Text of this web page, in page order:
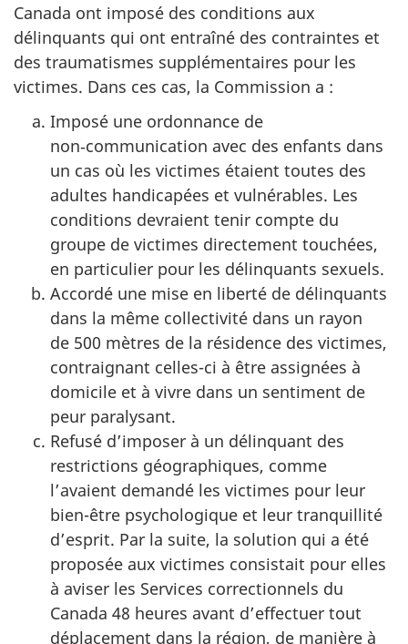
Canada ont imposé des conditions aux
délinquants qui ont entraîné des contraintes et
des traumatismes supplémentaires pour les
victimes. Dans ces cas, la Commission a :
Imposé une ordonnance de
non‑communication avec des enfants dans
un cas où les victimes étaient toutes des
adultes handicapées et vulnérables. Les
conditions devraient tenir compte du
groupe de victimes directement touchées,
en particulier pour les délinquants sexuels.
Accordé une mise en liberté de délinquants
dans la même collectivité dans un rayon
de 500 mètres de la résidence des victimes,
contraignant celles-ci à être assignées à
domicile et à vivre dans un sentiment de
peur paralysant.
Refusé d’imposer à un délinquant des
restrictions géographiques, comme
l’avaient demandé les victimes pour leur
bien-être psychologique et leur tranquillité
d’esprit. Par la suite, la solution qui a été
proposée aux victimes consistait pour elles
à aviser les Services correctionnels du
Canada 48 heures avant d’effectuer tout
déplacement dans la région, de manière à